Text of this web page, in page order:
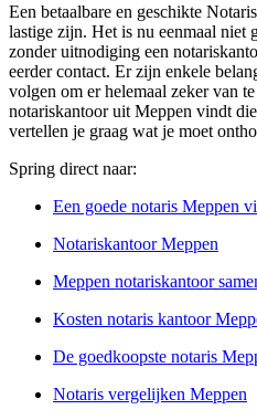
Een betaalbare en geschikte
lastige zijn. Het is nu eenmaal niet
zonder uitnodiging een
eerder contact. Er zijn enkele
volgen om er helemaal zeker van
notariskantoor uit Meppen vindt
vertellen je graag wat je moet
Spring direct naar:
Een goede notaris Meppen
Notariskantoor Meppen
Meppen notariskantoor
Kosten notaris kantoor
De goedkoopste notaris
Notaris vergelijken Meppen